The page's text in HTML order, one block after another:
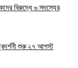
বিরুদ্ধে ৬ সদস্যের
শুরু ২৭ আগস্ট